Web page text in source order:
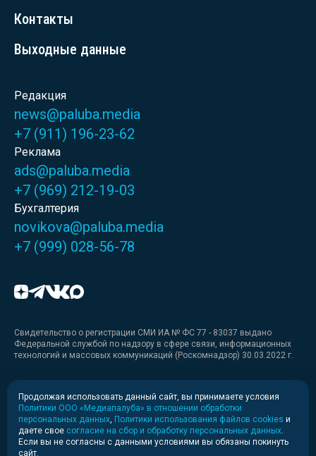
Контакты
Выходные данные
Редакция
news@paluba.media
+7 (911) 196-23-62
Реклама
ads@paluba.media
+7 (969) 212-19-03
Бухгалтерия
novikova@paluba.media
+7 (999) 028-56-78
Свидетельство о регистрации СМИ ИА № ФС 77 - 83037 выдано
Федеральной службой по надзору в сфере связи, информационных
технологий и массовых коммуникаций (Роскомнадзор) 30.03.2022 г.
Медиакит
Медиакит для печати
Политика конфиденциальности
Продолжая использовать данный сайт, вы принимаете условия
Политики ООО «Медиапалуба» в отношении обработки
персональных данных Политики использования файлов cookies и
даете свое согласие на сбор и обработку персональных данных
Если вы не согласны с данными условиями вы обязаны покинуть
сайт.